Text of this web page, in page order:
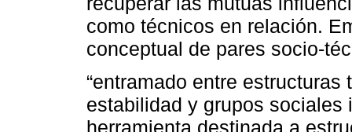
como técnicos en relación.
conceptual de pares socio-
“entramado entre
estabilidad y grupos
herramienta destinada a